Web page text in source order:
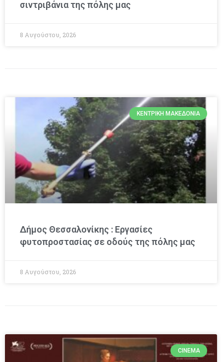
σιντριβάνια της πόλης μας
8 Αυγούστου, 2026
ΚΕΝΤΡΙΚΉ ΜΑΚΕΔΟΝΊΑ
Δήμος Θεσσαλονίκης : Εργασίες
φυτοπροστασίας σε οδούς της πόλης μας
8 Αυγούστου, 2026
CINEMA